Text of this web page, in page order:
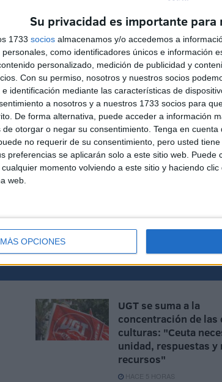
Su privacidad es importante para
1733 socios almacenamos y/o accedemos a
como identificadores únicos e información
personalizado, medición de publicidad y
Con su permiso, nosotros y nuestros socios
identificación mediante las características de
a nosotros y a nuestros 1733 socios para
De forma alternativa, puede acceder a información
de otorgar o negar su consentimiento. Tenga en cuenta
no requerir de su consentimiento, pero usted
preferencias se aplicarán solo a este sitio web. Puede
momento volviendo a este sitio y haciendo
web.
MÁS OPCIONES
UGT se suma a la
concentración de las
culturas: "Ceuta
unidad, respuestas y
recursos"
HACE 5 HORAS